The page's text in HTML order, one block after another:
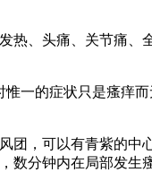
热、头痛、关节痛、
一的症状只是瘙痒
团，可以有青紫的中
数分钟内在局部发生